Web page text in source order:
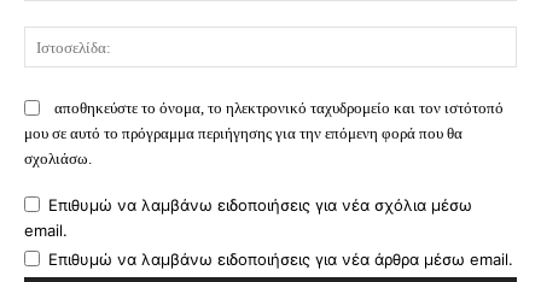
αποθηκεύστε το όνομα, το ηλεκτρονικό ταχυδρομείο και τον ιστότοπό
μου σε αυτό το πρόγραμμα περιήγησης για την επόμενη φορά που θα
σχολιάσω.
Επιθυμώ να λαμβάνω ειδοποιήσεις για νέα σχόλια μέσω
email.
Επιθυμώ να λαμβάνω ειδοποιήσεις για νέα άρθρα μέσω email.